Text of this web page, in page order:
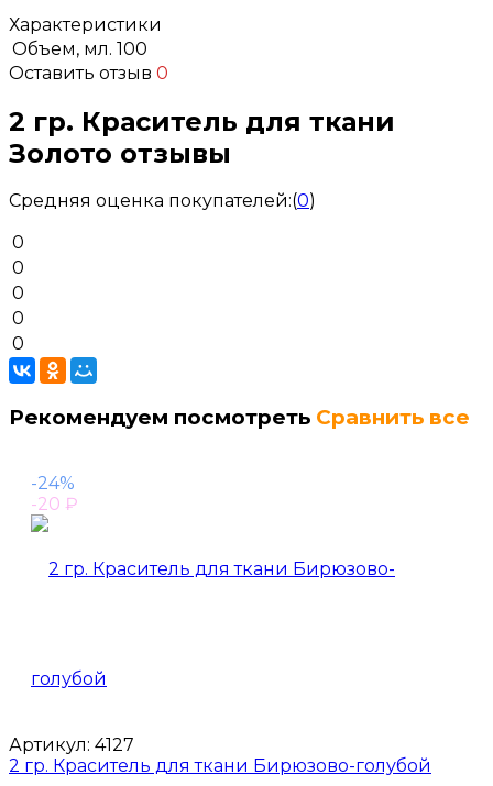
Характеристики
Объем, мл. 100
Оставить отзыв 0
2 гр. Краситель для ткани
Золото отзывы
Средняя оценка покупателей:(0)
0
0
0
0
0
Рекомендуем посмотреть Сравнить все
-24%
-20 ₽
Артикул: 4127
2 гр. Краситель для ткани Бирюзово-голубой